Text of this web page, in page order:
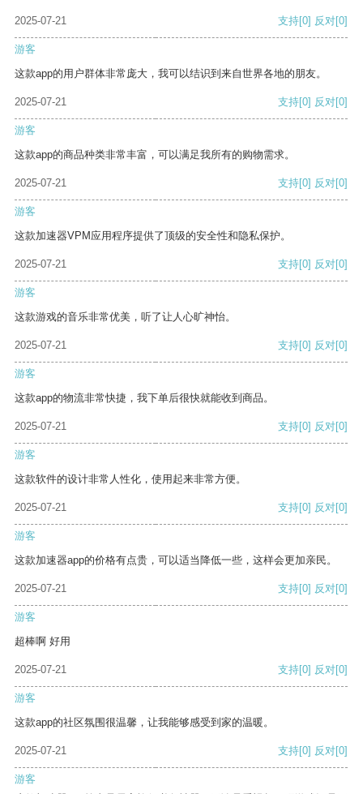
2025-07-21 支持[0] 反对[0]
游客
这款app的用户群体非常庞大，我可以结识到来自世界各地的朋友。
2025-07-21 支持[0] 反对[0]
游客
这款app的商品种类非常丰富，可以满足我所有的购物需求。
2025-07-21 支持[0] 反对[0]
游客
这款加速器VPM应用程序提供了顶级的安全性和隐私保护。
2025-07-21 支持[0] 反对[0]
游客
这款游戏的音乐非常优美，听了让人心旷神怡。
2025-07-21 支持[0] 反对[0]
游客
这款app的物流非常快捷，我下单后很快就能收到商品。
2025-07-21 支持[0] 反对[0]
游客
这款软件的设计非常人性化，使用起来非常方便。
2025-07-21 支持[0] 反对[0]
游客
这款加速器app的价格有点贵，可以适当降低一些，这样会更加亲民。
2025-07-21 支持[0] 反对[0]
游客
超棒啊 好用
2025-07-21 支持[0] 反对[0]
游客
这款app的社区氛围很温馨，让我能够感受到家的温暖。
2025-07-21 支持[0] 反对[0]
游客